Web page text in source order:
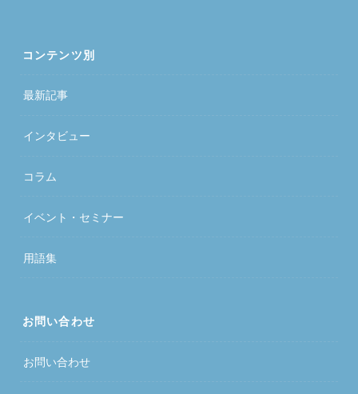
コンテンツ別
最新記事
インタビュー
コラム
イベント・セミナー
用語集
お問い合わせ
お問い合わせ